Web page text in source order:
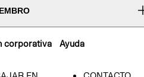
corporativa Ayuda